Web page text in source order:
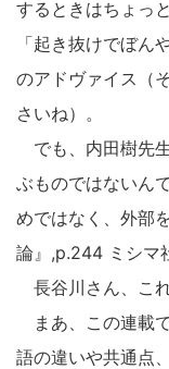
するときはちょっ
「起き抜けでぼん
のアドヴァイス（
さいね）。
でも、内田樹先
ぶものではないん
めではなく、外部
論』,p.244 ミシマ
長谷川さん、こ
まあ、この連載
語の違いや共通点